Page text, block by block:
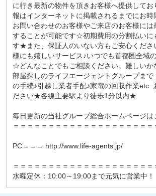
に行き最新の物件を頂きお客様へ提供して
報はインターネットに掲載されるまでにお時
お問い合わせのお客様やご来店のお客様に
することが可能です☆初期費用の分割払いに
す★また、保証人のいない方もご安心くださ
様にも嬉しいサービス♪いつでも首都圏全域
☆どんなことでもご相談ください。難しいか
部屋探しのライフエージェントグループまで
の手続♪引越し業者手配♪家電の回収作業etc..
ださい★各線主要駅より徒歩1分以内★
毎日更新の当社グループ総合ホームページは
＝＝＝＝＝＝＝＝＝＝＝＝＝＝＝＝＝＝＝＝
PC→→→ http://www.life-agents.jp/
＝＝＝＝＝＝＝＝＝＝＝＝＝＝＝＝＝＝＝＝
水曜定休：10:00～19:00まで元気に営業中！